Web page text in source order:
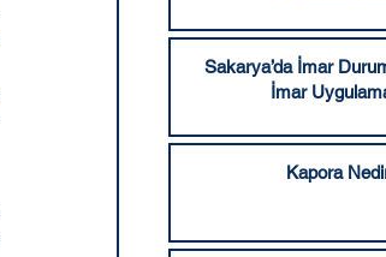
Sakarya’da İmar
İmar
Kapora